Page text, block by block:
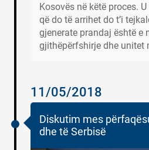
Kosovës në këtë proces.
që do të arrihet do t’i
gjenerate prandaj është e
gjithëpërfshirje dhe unitet
11/05/2018
Diskutim mes
dhe të Serbisë